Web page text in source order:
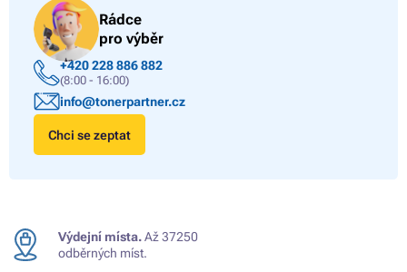
Rádce
pro výběr
+420 228 886 882
(8:00 - 16:00)
info@tonerpartner.cz
Chci se zeptat
Výdejní místa.Až 37250
odběrných míst.